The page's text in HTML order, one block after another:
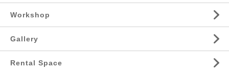
Workshop
Gallery
Rental Space